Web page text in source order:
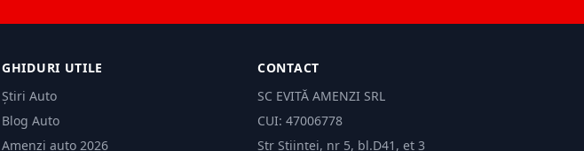
GHIDURI UTILE
Știri Auto
Blog Auto
Amenzi auto 2026
CONTACT
SC EVITĂ AMENZI SRL
CUI: 47006778
Str Științei, nr 5, bl.D41, et 3